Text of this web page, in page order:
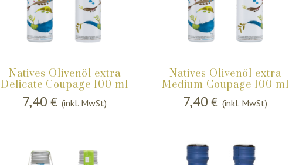
Natives Olivenöl extra
Delicate Coupage 100 ml
7,40 € (inkl. MwSt)
Natives Olivenöl extra
Medium Coupage 100 ml
7,40 € (inkl. MwSt)